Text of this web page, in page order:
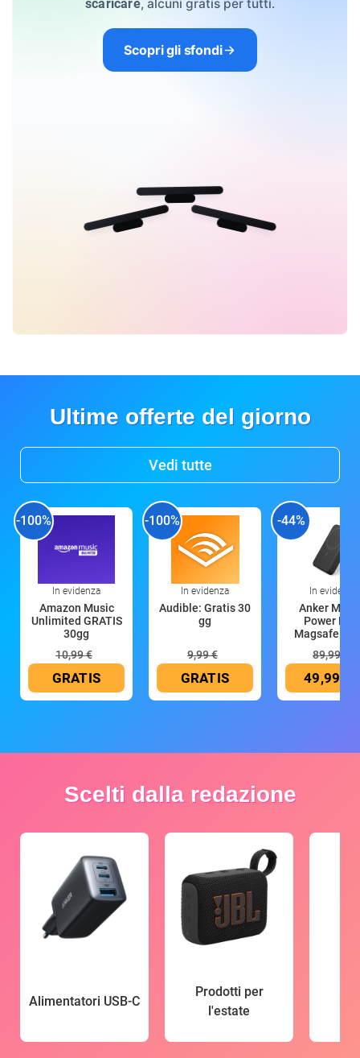
scaricare, alcuni gratis per tutti.
Scopri gli sfondi
Ultime offerte del giorno
Vedi tutte
-100%
In evidenza
Amazon Music
Unlimited GRATIS
30gg
10,99 €
GRATIS
-100%
In evidenza
Audible: Gratis 30
gg
9,99 €
GRATIS
-44%
In evidenza
Anker
Power
Magsafe
89,99 €
49,99 €
Scelti dalla redazione
Alimentatori USB-C
Prodotti per
l'estate